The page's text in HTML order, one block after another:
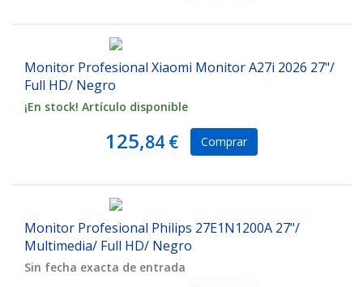
Monitor Profesional Xiaomi Monitor A27i 2026 27"/
Full HD/ Negro
¡En stock! Artículo disponible
125,84 € Comprar
Monitor Profesional Philips 27E1N1200A 27"/
Multimedia/ Full HD/ Negro
Sin fecha exacta de entrada